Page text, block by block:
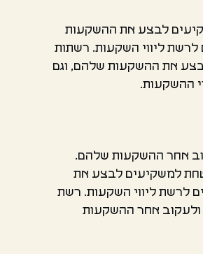
לבצע את ההשקעות
ליווי השקעות. רשתות
את ההשקעות שלהם, וגם
ההשקעות.
אחר ההשקעות שלהם.
למשקיעים לבצע את
לרשת ליווי השקעות. רשת
אחר ההשקעות